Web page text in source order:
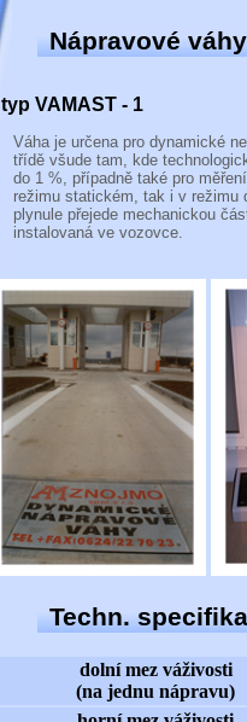
Nápravové váhy
typ VAMAST - 1
Váha je určena pro dynamické
třídě všude tam, kde
do 1 %, případně také pro
režimu statickém, tak i v režimu
plynule přejede mechanickou
instalovaná ve vozovce.
Techn.
dolní mez váživosti
(na jednu nápravu)